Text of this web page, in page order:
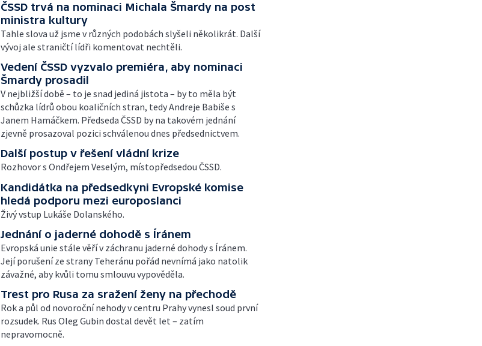
ČSSD trvá na nominaci Michala Šmardy na post
ministra kultury
Tahle slova už jsme v různých podobách slyšeli několikrát. Další
vývoj ale straničtí lídři komentovat nechtěli.
Vedení ČSSD vyzvalo premiéra, aby nominaci
Šmardy prosadil
V nejbližší době – to je snad jediná jistota – by to měla být
schůzka lídrů obou koaličních stran, tedy Andreje Babiše s
Janem Hamáčkem. Předseda ČSSD by na takovém jednání
zjevně prosazoval pozici schválenou dnes předsednictvem.
Další postup v řešení vládní krize
Rozhovor s Ondřejem Veselým, místopředsedou ČSSD.
Kandidátka na předsedkyni Evropské komise
hledá podporu mezi europoslanci
Živý vstup Lukáše Dolanského.
Jednání o jaderné dohodě s Íránem
Evropská unie stále věří v záchranu jaderné dohody s Íránem.
Její porušení ze strany Teheránu pořád nevnímá jako natolik
závažné, aby kvůli tomu smlouvu vypověděla.
Trest pro Rusa za sražení ženy na přechodě
Rok a půl od novoroční nehody v centru Prahy vynesl soud první
rozsudek. Rus Oleg Gubin dostal devět let – zatím
nepravomocně.